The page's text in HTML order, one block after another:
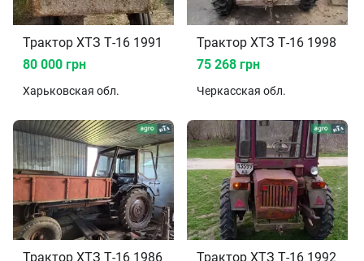
Трактор ХТЗ Т-16 1991
80 000 грн
Харьковская обл.
Трактор ХТЗ Т-16 1998
75 268 грн
Черкасская обл.
Трактор ХТЗ Т-16 1986 Трактор ХТЗ Т-16 1992